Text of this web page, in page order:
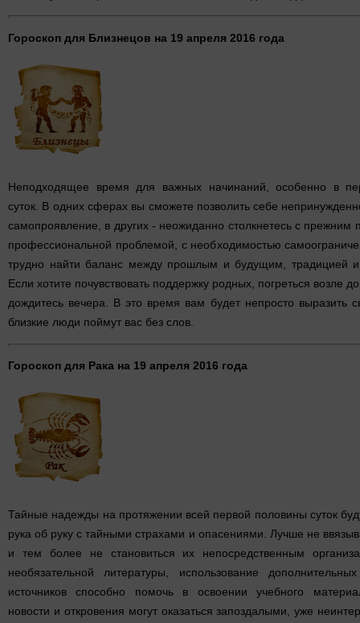
Гороскоп для Близнецов на 19 апреля 2016 года
Неподходящее время для важных начинаний, особенно в
суток. В одних сферах вы сможете позволить себе
самопроявление, в других - неожиданно столкнетесь с прежним
профессиональной проблемой, с необходимостью
трудно найти баланс между прошлым и будущим, традицией и
Если хотите почувствовать поддержку родных, погреться возле
дождитесь вечера. В это время вам будет непросто выразить
близкие люди поймут вас без слов.
Гороскоп для Рака на 19 апреля 2016 года
Тайные надежды на протяжении всей первой половины суток
рука об руку с тайными страхами и опасениями. Лучше не
и тем более не становиться их непосредственным
необязательной литературы, использование
источников способно помочь в освоении учебного
новости и откровения могут оказаться запоздалыми, уже